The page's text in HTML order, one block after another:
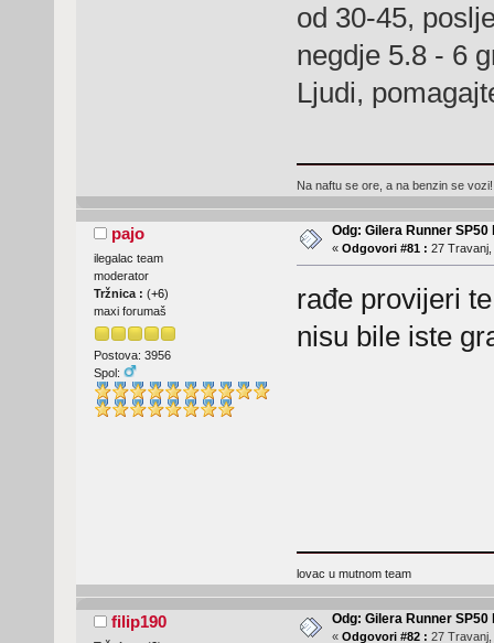
od 30-45,
negdje 5.8 - 6
Ljudi,
Na naftu se ore, a na benzin se vozi!
pajo
ilegalac team
moderator
Tržnica : (+6)
maxi forumaš
Postova: 3956
Spol:
Odg: Gilera Runner SP50
« Odgovori #81 : 27 Travanj,
rađe provijeri
nisu bile iste
lovac u mutnom team
filip190 Odg: Gilera Runner SP50
« Odgovori #82 : 27 Travanj,